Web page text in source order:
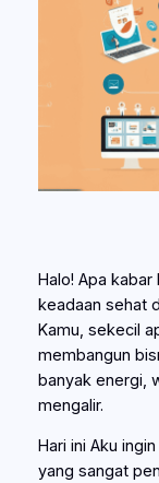
Halo! Apa kabar
keadaan sehat
Kamu, sekecil
membangun
banyak energi,
mengalir.
Hari ini Aku
yang sangat